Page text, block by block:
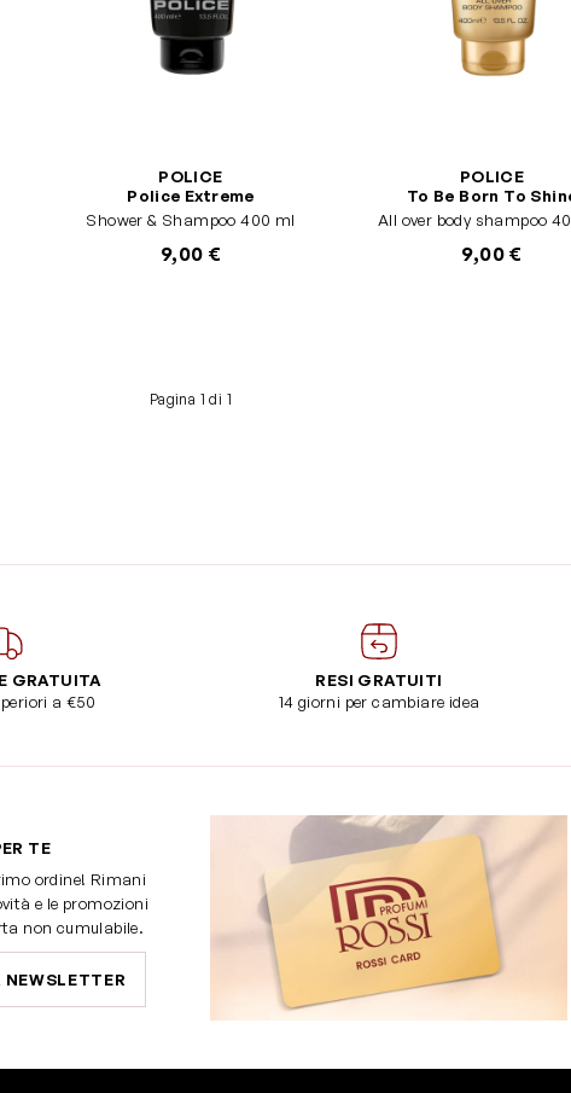
POLICE
Police Extreme
Shower & Shampoo 400 ml
9,00 €
POLICE
To Be Born To
All over body shampoo
9,00 €
Pagina 1 di 1
GRATUITA
a €50
RESI GRATUITI
14 giorni per cambiare idea
TE
ordine! Rimani
e le promozioni
non cumulabile.